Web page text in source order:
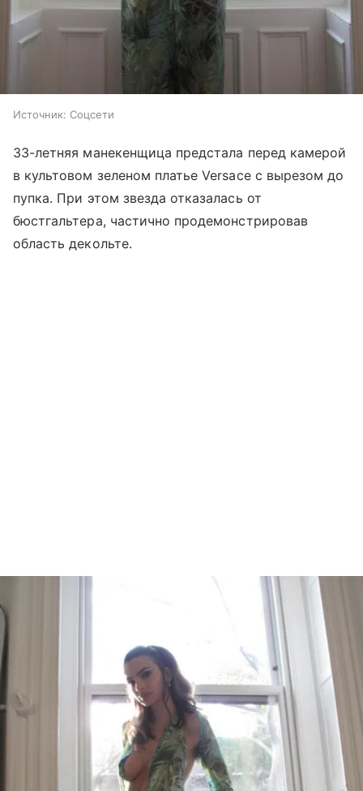
Источник: Соцсети
33-летняя манекенщица предстала перед камерой
в культовом зеленом платье Versace с вырезом до
пупка. При этом звезда отказалась от
бюстгальтера, частично продемонстрировав
область декольте.